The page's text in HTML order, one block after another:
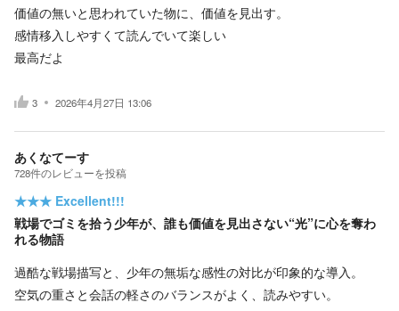
価値の無いと思われていた物に、価値を見出す。
感情移入しやすくて読んでいて楽しい
最高だよ
3 2026年4月27日 13:06
あくなてーす
728件のレビューを投稿
★★★ Excellent!!!
戦場でゴミを拾う少年が、誰も価値を見出さない“光”に心を奪わ
れる物語
過酷な戦場描写と、少年の無垢な感性の対比が印象的な導入。
空気の重さと会話の軽さのバランスがよく、読みやすい。